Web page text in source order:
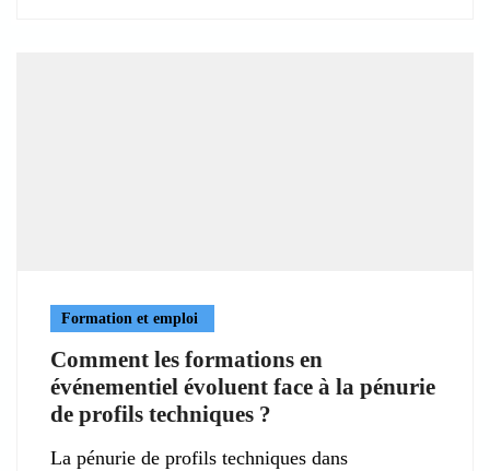
Formation et emploi
Comment les formations en
événementiel évoluent face à la pénurie
de profils techniques ?
La pénurie de profils techniques dans